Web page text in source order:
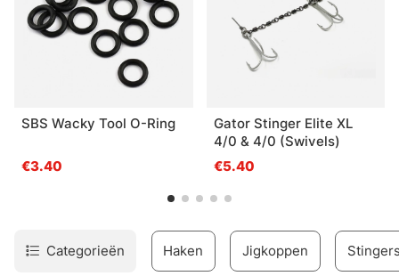
SBS Wacky Tool O-Ring
€3.40
Gator Stinger Elite XL
4/0 & 4/0 (Swivels)
€5.40
Categorieën Haken Jigkoppen